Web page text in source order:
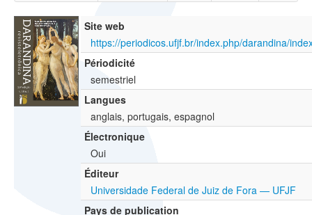
Site web
https://periodicos.ufjf.br/index.php/darandina/
Périodicité
semestriel
Langues
anglais, portugais, espagnol
Électronique
Oui
Éditeur
Universidade Federal de Juiz de Fora — UFJF
Pays de publication